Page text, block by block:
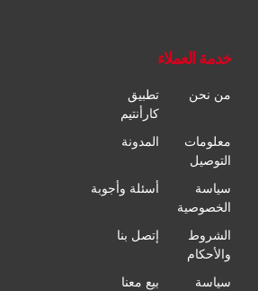
خدمة العملاء
من نحن
تطبيق
كارأنتيم
معلومات
التوصيل
المدونة
سياسة
الخصوصية
أسئلة وأجوبة
الشروط
والأحكام
إتصل بنا
سياسة بيع معنا